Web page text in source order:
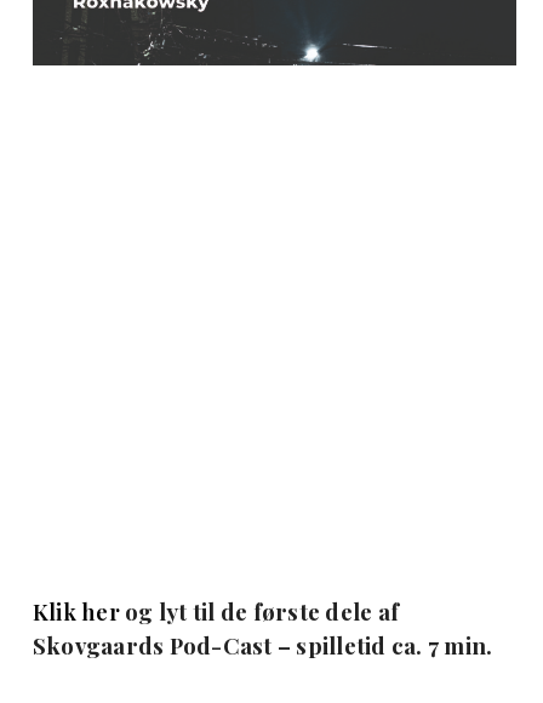
Klik herog lyt til de første dele af
Skovgaards Pod-Cast – spilletid ca. 7 min.